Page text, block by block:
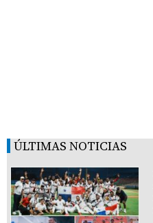
ÚLTIMAS NOTICIAS